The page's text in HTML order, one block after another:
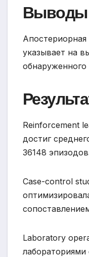
Выводы
Апостериорная
указывает на
обнаруженного
Reinforcement
достиг
36148
Case-control
Laboratory